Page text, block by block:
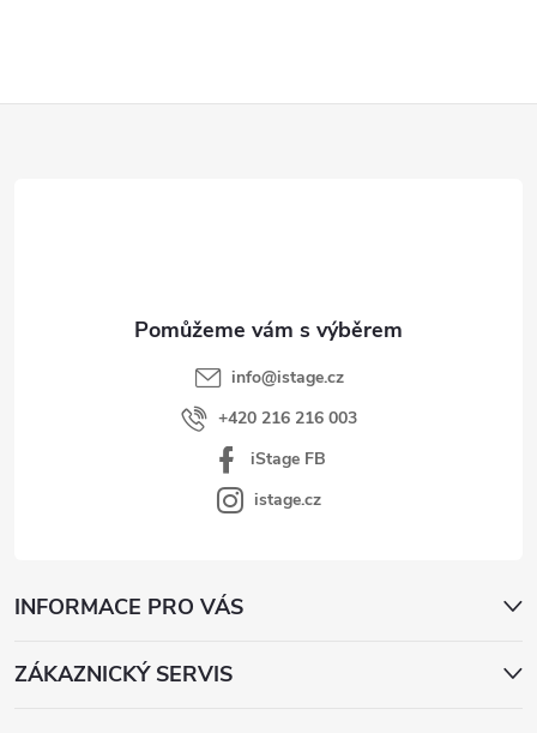
info@istage.cz
+420 216 216 003
iStage FB
istage.cz
INFORMACE PRO VÁS
ZÁKAZNICKÝ SERVIS